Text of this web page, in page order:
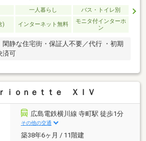
一人暮らし バス・トイレ別
) インターネット無料
モニタ付インターホ
ン
閑静な住宅街・保証人不要／代行 ・初期
済可
ｉｏｎｅｔｔｅ ＸＩＶ
広島電鉄横川線 寺町駅 徒歩1分
その他の交通
築38年6ヶ月 / 11階建